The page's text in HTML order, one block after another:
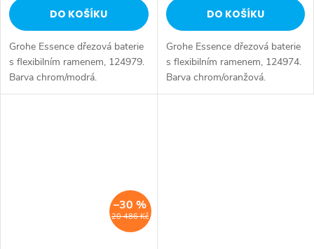
DO KOŠÍKU
Grohe Essence dřezová baterie
s flexibilním ramenem, 124979.
Barva chrom/modrá.
DO KOŠÍKU
Grohe Essence dřezová baterie
s flexibilním ramenem, 124974.
Barva chrom/oranžová.
20 486 Kč
–30 %